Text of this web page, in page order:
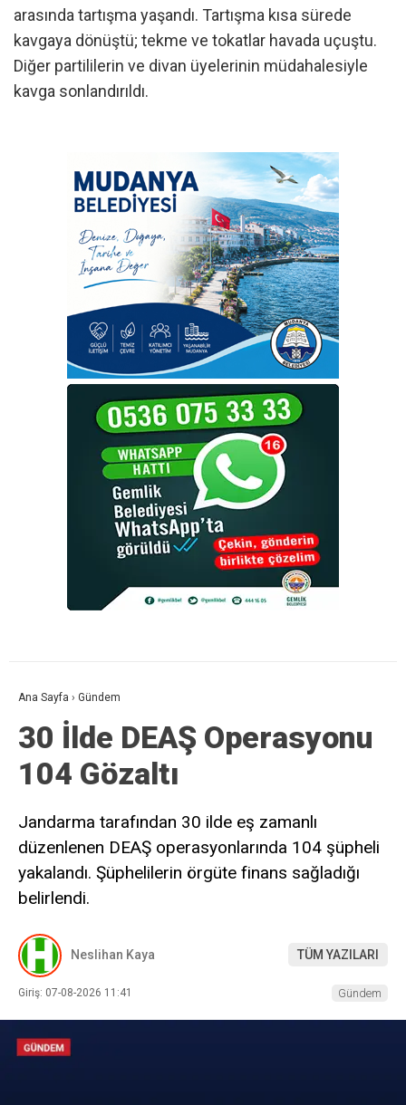
arasında tartışma yaşandı. Tartışma kısa sürede
kavgaya dönüştü; tekme ve tokatlar havada uçuştu.
Diğer partililerin ve divan üyelerinin müdahalesiyle
kavga sonlandırıldı.
Ana Sayfa › Gündem
30 İlde DEAŞ Operasyonu
104 Gözaltı
Jandarma tarafından 30 ilde eş zamanlı
düzenlenen DEAŞ operasyonlarında 104 şüpheli
yakalandı. Şüphelilerin örgüte finans sağladığı
belirlendi.
Neslihan Kaya TÜM YAZILARI
Giriş: 07-08-2026 11:41 Gündem